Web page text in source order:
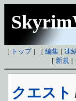
[ トップ] [編集 |凍
[ 新規 |
クエスト